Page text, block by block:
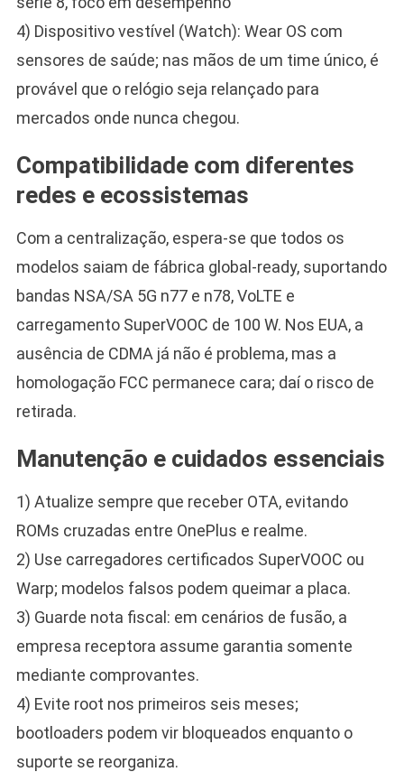
4) Dispositivo vestível (Watch): Wear OS com
sensores de saúde; nas mãos de um time único, é
provável que o relógio seja relançado para
mercados onde nunca chegou.
Compatibilidade com diferentes
redes e ecossistemas
Com a centralização, espera-se que todos os
modelos saiam de fábrica global-ready, suportando
bandas NSA/SA 5G n77 e n78, VoLTE e
carregamento SuperVOOC de 100 W. Nos EUA, a
ausência de CDMA já não é problema, mas a
homologação FCC permanece cara; daí o risco de
retirada.
Manutenção e cuidados essenciais
1) Atualize sempre que receber OTA, evitando
ROMs cruzadas entre OnePlus e realme.
2) Use carregadores certificados SuperVOOC ou
Warp; modelos falsos podem queimar a placa.
3) Guarde nota fiscal: em cenários de fusão, a
empresa receptora assume garantia somente
mediante comprovantes.
4) Evite root nos primeiros seis meses;
bootloaders podem vir bloqueados enquanto o
suporte se reorganiza.